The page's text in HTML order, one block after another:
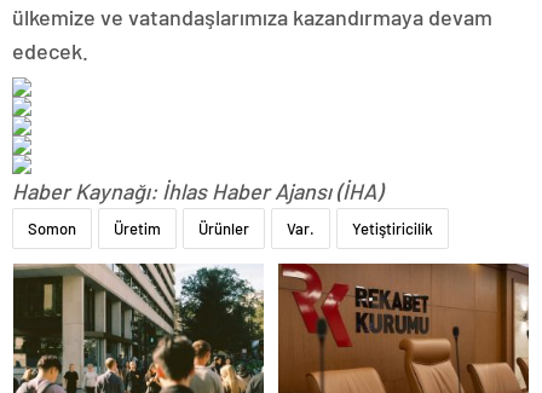
ülkemize ve vatandaşlarımıza kazandırmaya devam
edecek.
Haber Kaynağı: İhlas Haber Ajansı (İHA)
Somon Üretim Ürünler Var. Yetiştiricilik